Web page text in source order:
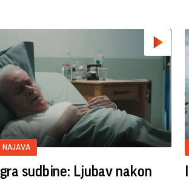
NAJAVA
Igra sudbine: Ljubav nakon